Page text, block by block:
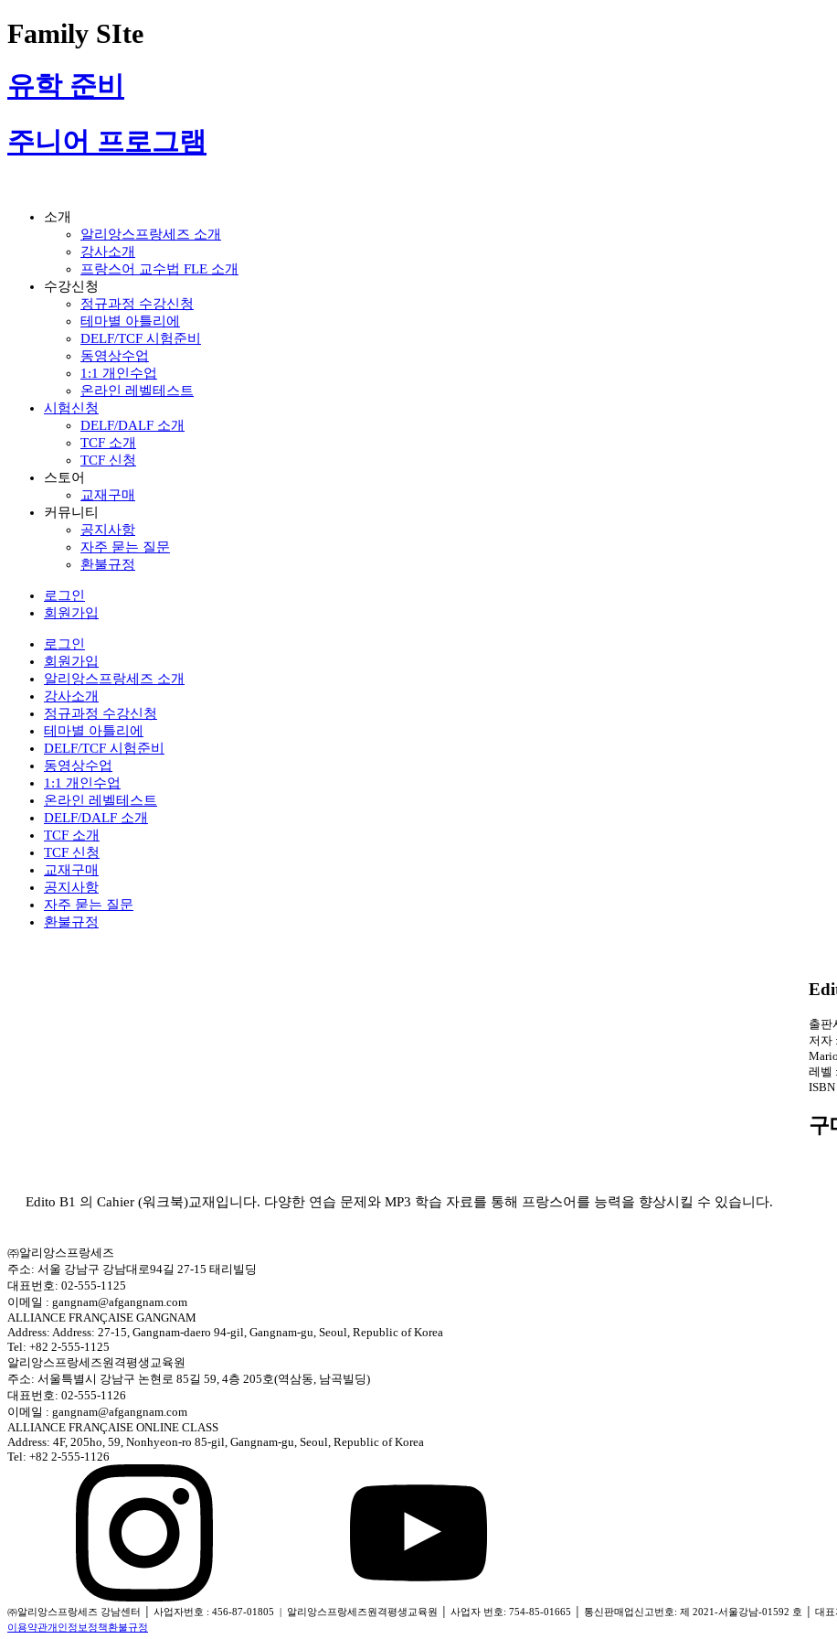
Family SIte
유학 준비
주니어 프로그램
소개
알리앙스프랑세즈 소개
강사소개
프랑스어 교수법 FLE 소개
수강신청
정규과정 수강신청
테마별 아틀리에
DELF/TCF 시험준비
동영상수업
1:1 개인수업
온라인 레벨테스트
시험신청
DELF/DALF 소개
TCF 소개
TCF 신청
스토어
교재구매
커뮤니티
공지사항
자주 묻는 질문
환불규정
로그인
회원가입
로그인
회원가입
알리앙스프랑세즈 소개
강사소개
정규과정 수강신청
테마별 아틀리에
DELF/TCF 시험준비
동영상수업
1:1 개인수업
온라인 레벨테스트
DELF/DALF 소개
TCF 소개
TCF 신청
교재구매
공지사항
자주 묻는 질문
환불규정
출판
저자
레벨
구
Edito B1 의 Cahier (워크북)교재입니다. 다양한 연습 문제와 MP3 학습 자료를 통해 프랑스어를 능력을 향상시킬 수 있습니다.
㈜알리앙스프랑세즈
주소: 서울 강남구 강남대로94길 27-15 태리빌딩
대표번호: 02-555-1125
이메일 : gangnam@afgangnam.com
ALLIANCE FRANÇAISE GANGNAM
Address: Address: 27-15, Gangnam-daero 94-gil, Gangnam-gu, Seoul, Republic of Korea
Tel: +82 2-555-1125
알리앙스프랑세즈원격평생교육원
주소: 서울특별시 강남구 논현로 85길 59, 4층 205호(역삼동, 남곡빌딩)
대표번호: 02-555-1126
이메일 : gangnam@afgangnam.com
ALLIANCE FRANÇAISE ONLINE CLASS
Address: 4F, 205ho, 59, Nonhyeon-ro 85-gil, Gangnam-gu, Seoul, Republic of Korea
Tel: +82 2-555-1126
㈜알리앙스프랑세즈 강남센터 │ 사업자번호 : 456-87-01805 | 알리앙스프랑세즈원격평생교육원 │ 사업자 번호: 754-85-01665 │ 통신판매업신고번호: 제 2021-서울강남-01592 호 │ 대
이용약관개인정보정책환불규정